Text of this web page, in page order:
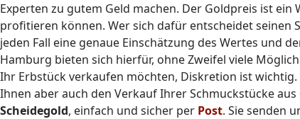
Experten zu gutem Geld machen. Der Goldpreis ist
profitieren können. Wer sich dafür entscheidet seinen
jeden Fall eine genaue Einschätzung des Wertes und
Hamburg bieten sich hierfür, ohne Zweifel viele
Ihr Erbstück verkaufen möchten, Diskretion ist wichtig.
Ihnen aber auch den Verkauf Ihrer Schmuckstücke aus
Scheidegold, einfach und sicher per Post. Sie senden